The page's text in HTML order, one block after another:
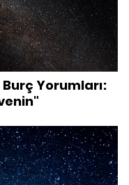
Yorumları: